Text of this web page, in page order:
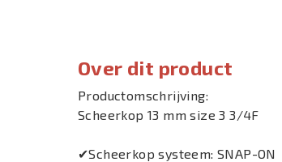
Over dit product
Productomschrijving:
Scheerkop 13 mm size 3 3/4F
✔Scheerkop systeem: SNAP-ON